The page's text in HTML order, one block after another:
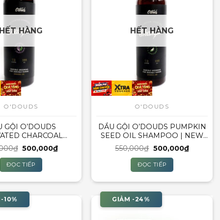
HẾT HÀNG
O'DOUDS
GỘI O’DOUDS
CHARCOAL
| NEW VERSION
2021
₫ Giá
là:
550,000₫.
500,000₫Giá
ĐỌC TIẾP
HẾT HÀNG
O'DOUDS
DẦU GỘI O’DOUDS PUMPKIN
SEED OIL SHAMPOO | NEW
VERSION 2021
550,000₫ Giá
là:
550,000₫.
500,000₫Giá
ĐỌC TIẾP
10% GIẢM -24%